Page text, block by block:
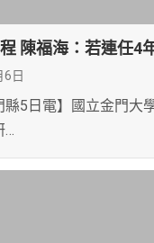
陳福海：若連任4
6日
縣5日電】國立金門大
…